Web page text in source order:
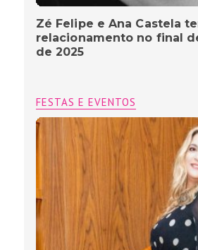
Zé Felipe e Ana Castela
relacionamento no final
de 2025
FESTAS E EVENTOS